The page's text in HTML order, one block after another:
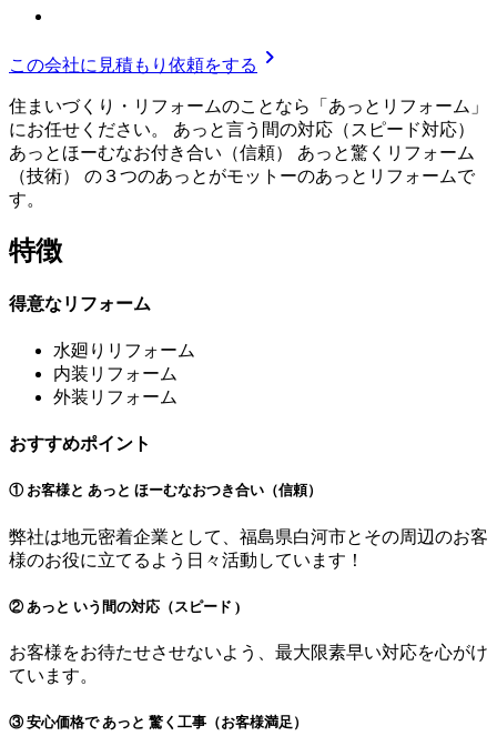
この会社に見積もり依頼をする chevron_right
住まいづくり・リフォームのことなら「あっとリフォーム」
にお任せください。 あっと言う間の対応（スピード対応）
あっとほーむなお付き合い（信頼） あっと驚くリフォーム
（技術） の３つのあっとがモットーのあっとリフォームで
す。
特徴
得意なリフォーム
水廻りリフォーム
内装リフォーム
外装リフォーム
おすすめポイント
① お客様と あっと ほーむなおつき合い（信頼）
弊社は地元密着企業として、福島県白河市とその周辺のお客
様のお役に立てるよう日々活動しています！
② あっと いう間の対応（スピード )
お客様をお待たせさせないよう、最大限素早い対応を心がけ
ています。
③ 安心価格で あっと 驚く工事（お客様満足）